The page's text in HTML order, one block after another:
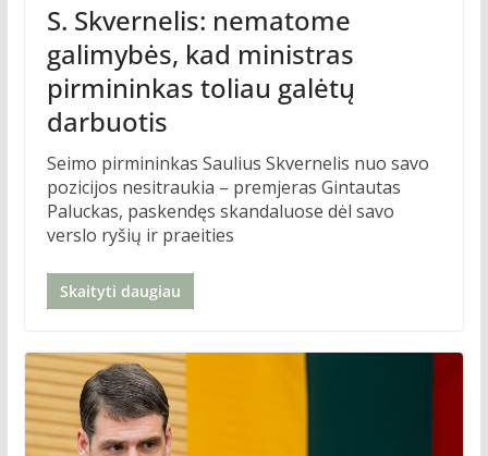
S. Skvernelis: nematome
galimybės, kad ministras
pirmininkas toliau galėtų
darbuotis
Seimo pirmininkas Saulius Skvernelis nuo savo
pozicijos nesitraukia – premjeras Gintautas
Paluckas, paskendęs skandaluose dėl savo
verslo ryšių ir praeities
Skaityti daugiau